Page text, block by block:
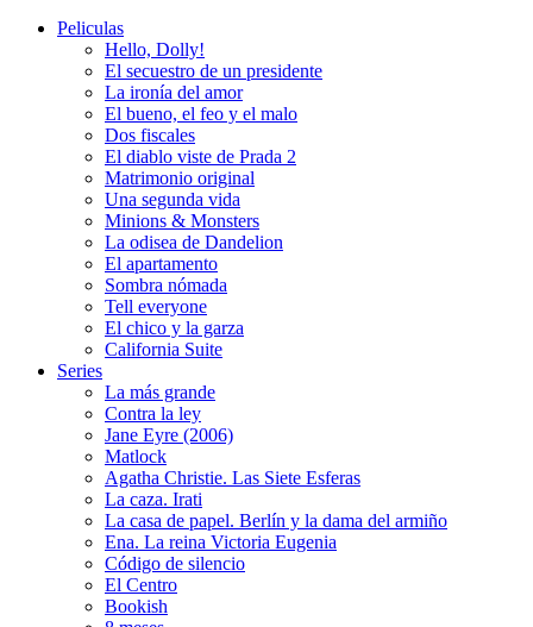
Peliculas
Hello, Dolly!
El secuestro de un presidente
La ironía del amor
El bueno, el feo y el malo
Dos fiscales
El diablo viste de Prada 2
Matrimonio original
Una segunda vida
Minions & Monsters
La odisea de Dandelion
El apartamento
Sombra nómada
Tell everyone
El chico y la garza
California Suite
Series
La más grande
Contra la ley
Jane Eyre (2006)
Matlock
Agatha Christie. Las Siete Esferas
La caza. Irati
La casa de papel. Berlín y la dama del armiño
Ena. La reina Victoria Eugenia
Código de silencio
El Centro
Bookish